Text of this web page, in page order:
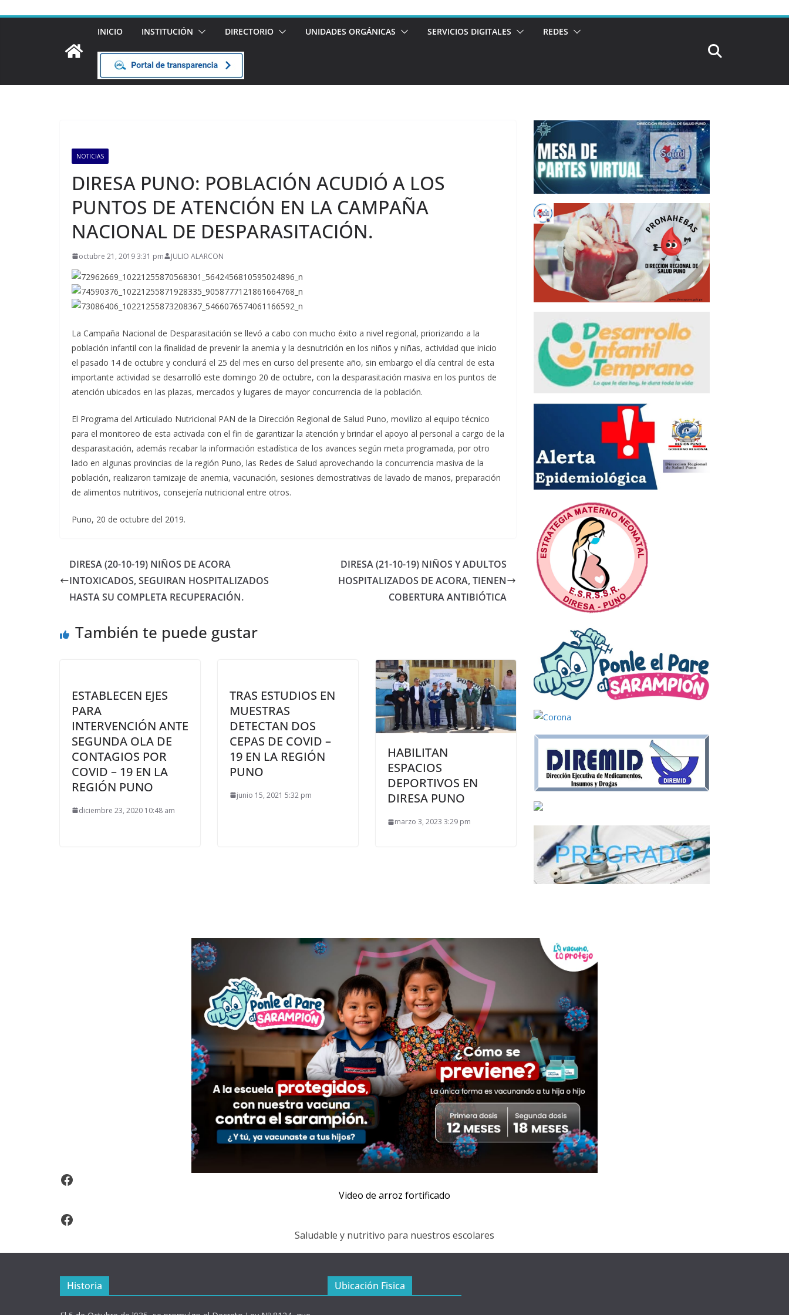
INICIO INSTITUCIÓN DIRECTORIO UNIDADES ORGÁNICAS SERVICIOS DIGITALES REDES
NOTICIAS
DIRESA PUNO: POBLACIÓN ACUDIÓ A LOS
PUNTOS DE ATENCIÓN EN LA CAMPAÑA
NACIONAL DE DESPARASITACIÓN.
octubre 21, 2019 3:31 pm JULIO ALARCON
La Campaña Nacional de Desparasitación se llevó a cabo con mucho éxito a nivel regional, priorizando a la
población infantil con la finalidad de prevenir la anemia y la desnutrición en los niños y niñas, actividad que inicio
el pasado 14 de octubre y concluirá el 25 del mes en curso del presente año, sin embargo el día central de esta
importante actividad se desarrolló este domingo 20 de octubre, con la desparasitación masiva en los puntos de
atención ubicados en las plazas, mercados y lugares de mayor concurrencia de la población.
El Programa del Articulado Nutricional PAN de la Dirección Regional de Salud Puno, movilizo al equipo técnico
para el monitoreo de esta activada con el fin de garantizar la atención y brindar el apoyo al personal a cargo de la
desparasitación, además recabar la información estadística de los avances según meta programada, por otro
lado en algunas provincias de la región Puno, las Redes de Salud aprovechando la concurrencia masiva de la
población, realizaron tamizaje de anemia, vacunación, sesiones demostrativas de lavado de manos, preparación
de alimentos nutritivos, consejería nutricional entre otros.
Puno, 20 de octubre del 2019.
DIRESA (20-10-19) NIÑOS DE ACORA
INTOXICADOS, SEGUIRAN HOSPITALIZADOS
HASTA SU COMPLETA RECUPERACIÓN.
DIRESA (21-10-19) NIÑOS Y ADULTOS
HOSPITALIZADOS DE ACORA, TIENEN
COBERTURA ANTIBIÓTICA
También te puede gustar
ESTABLECEN EJES
PARA
INTERVENCIÓN ANTE
SEGUNDA OLA DE
CONTAGIOS POR
COVID – 19 EN LA
REGIÓN PUNO
diciembre 23, 2020 10:48 am
TRAS ESTUDIOS EN
MUESTRAS
DETECTAN DOS
CEPAS DE COVID –
19 EN LA REGIÓN
PUNO
junio 15, 2021 5:32 pm
HABILITAN
ESPACIOS
DEPORTIVOS EN
DIRESA PUNO
marzo 3, 2023 3:29 pm
Video Arroz Fortificado
Video de arroz fortificado
Facebook
Saludable y nutritivo para nuestros escolares
Historia Ubicación Fisica